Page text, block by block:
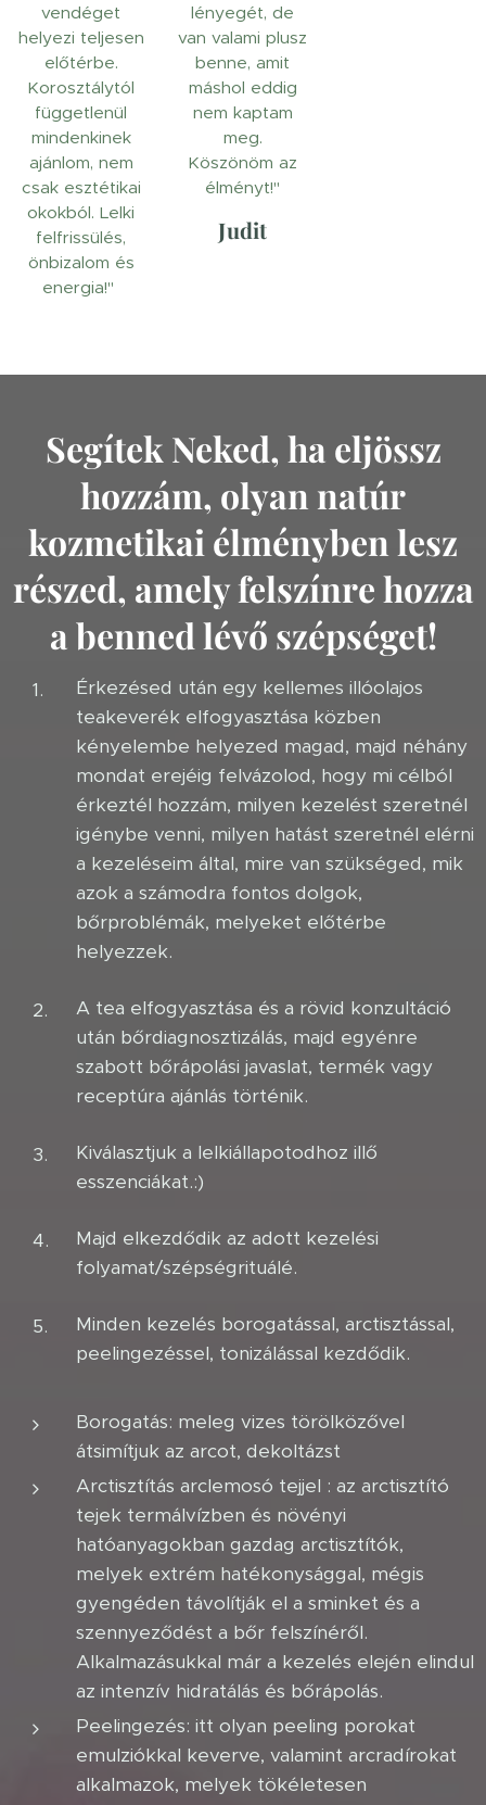
vendéget
helyezi teljesen
előtérbe.
Korosztálytól
függetlenül
mindenkinek
ajánlom, nem
csak esztétikai
okokból. Lelki
felfrissülés,
önbizalom és
energia!"
lényegét, de
van valami plusz
benne, amit
máshol eddig
nem kaptam
meg.
Köszönöm az
élményt!"
Judit
Segítek Neked, ha eljössz
hozzám, olyan natúr
kozmetikai élményben lesz
részed, amely felszínre hozza
a benned lévő szépséget!
Érkezésed után egy kellemes illóolajos
teakeverék elfogyasztása közben
kényelembe helyezed magad, majd néhány
mondat erejéig felvázolod, hogy mi célból
érkeztél hozzám, milyen kezelést szeretnél
igénybe venni, milyen hatást szeretnél elérni
a kezeléseim által, mire van szükséged, mik
azok a számodra fontos dolgok,
bőrproblémák, melyeket előtérbe
helyezzek.
A tea elfogyasztása és a rövid konzultáció
után bőrdiagnosztizálás, majd egyénre
szabott bőrápolási javaslat, termék vagy
receptúra ajánlás történik.
Kiválasztjuk a lelkiállapotodhoz illő
esszenciákat.:)
Majd elkezdődik az adott kezelési
folyamat/szépségrituálé.
Minden kezelés borogatással, arctisztással,
peelingezéssel, tonizálással kezdődik.
Borogatás: meleg vizes törölközővel
átsimítjuk az arcot, dekoltázst
Arctisztítás arclemosó tejjel : az arctisztító
tejek termálvízben és növényi
hatóanyagokban gazdag arctisztítók,
melyek extrém hatékonysággal, mégis
gyengéden távolítják el a sminket és a
szennyeződést a bőr felszínéről.
Alkalmazásukkal már a kezelés elején elindul
az intenzív hidratálás és bőrápolás.
Peelingezés: itt olyan peeling porokat
emulziókkal keverve, valamint arcradírokat
alkalmazok, melyek tökéletesen